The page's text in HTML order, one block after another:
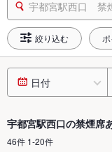
宇都宮駅西口 禁
絞り込む
日付
宇都宮駅西口の禁煙席
46件 1-20件